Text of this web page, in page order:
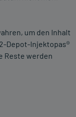
um den Inhalt
Depot-Injektopas®
Reste werden